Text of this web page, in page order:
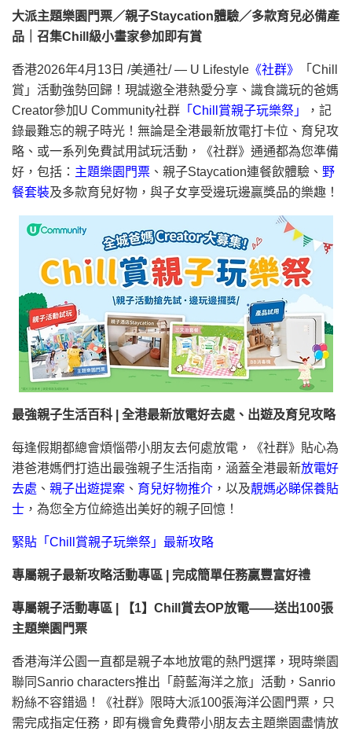
大派主題樂園門票／親子Staycation體驗／多款育兒必備產
品｜召集Chill級小畫家參加即有賞
香港2026年4月13日 /美通社/ — U Lifestyle 《社群》
「Chill
賞」活動強勢回歸！現誠邀全港熱愛分享、識食識玩的爸媽
Creator參加U Community社群 「Chill賞親子玩樂祭」
，記
錄最難忘的親子時光！無論是全港最新放電打卡位、育兒攻
略、或一系列免費試用試玩活動，《社群》通通都為您準備
好，包括： 主題樂園門票 、親子Staycation連餐飲體驗、 野
餐套裝及多款育兒好物，與子女享受邊玩邊贏獎品的樂趣！
最強親子生活百科 | 全港最新放電好去處、出遊及育兒攻略
每逢假期都總會煩惱帶小朋友去何處放電，《社群》貼心為
港爸港媽們打造出最強親子生活指南，涵蓋全港最新放電好
去處 、 親子出遊提案 、 育兒好物推介 ，以及靚媽必睇保養貼
士 ，為您全方位締造出美好的親子回憶！
緊貼「Chill賞親子玩樂祭」最新攻略
專屬親子最新攻略活動專區 | 完成簡單任務贏豐富好禮
專屬親子活動專區 | 【1】Chill賞去OP放電——送出100張
主題樂園門票
香港海洋公園一直都是親子本地放電的熱門選擇，現時樂園
聯同Sanrio characters推出「蔚藍海洋之旅」活動，Sanrio
粉絲不容錯過！《社群》限時大派100張海洋公園門票，只
需完成指定任務，即有機會免費帶小朋友去主題樂園盡情放